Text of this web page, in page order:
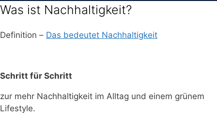
Was ist Nachhaltigkeit?
Definition – Das bedeutet Nachhaltigkeit
Schritt für Schritt
zur mehr Nachhaltigkeit im Alltag und einem grünem
Lifestyle.